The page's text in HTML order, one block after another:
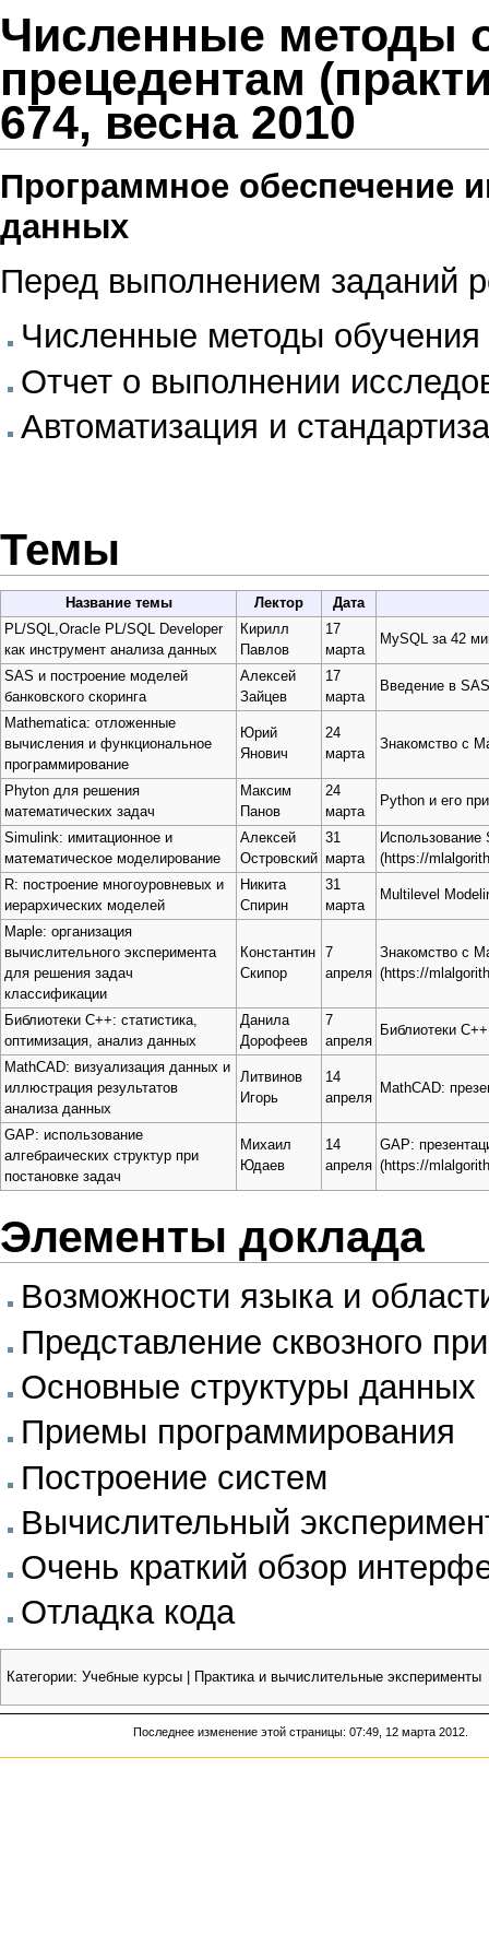
Численные методы
прецедентам
674, весна 2010
Программное обеспечение
данных
Перед выполнением заданий
Численные методы
Отчет о выполнении
Автоматизация и
Темы
Название темы Лектор
Дата
PL/SQL,Oracle PL/SQL Developer
как инструмент анализа данных
Кирилл
Павлов
17
марта
MySQL за 42
SAS и построение моделей
банковского скоринга
Алексей
Зайцев
17
марта
Введение в
Mathematica: отложенные
вычисления и функциональное
программирование
Юрий
Янович
24
марта
Знакомство с
Phyton для решения
математических задач
Максим
Панов
24
марта
Python и его
Simulink: имитационное и
математическое моделирование
Алексей
Островский
31
марта
Использование
R: построение многоуровневых и
иерархических моделей
Никита
Спирин
31
марта
Multilevel
Maple: организация
вычислительного эксперимента
для решения задач
классификации
Константин
Скипор
7
апреля
Знакомство с
Библиотеки C++: статистика,
оптимизация, анализ данных
Данила
Дорофеев
7
апреля
Библиотеки
MathCAD: визуализация данных и
иллюстрация результатов
анализа данных
Литвинов
Игорь
14
апреля
MathCAD:
GAP: использование
алгебраических структур при
постановке задач
Михаил
Юдаев
14
апреля
GAP:
Элементы доклада
Возможности языка и
Представление сквозного
Основные структуры данных
Приемы программирования
Построение систем
Вычислительный
Очень краткий обзор
Отладка кода
Категории: Учебные курсы Практика и вычислительные эксперименты
Последнее изменение этой страницы: 07:49, 12 марта 2012.